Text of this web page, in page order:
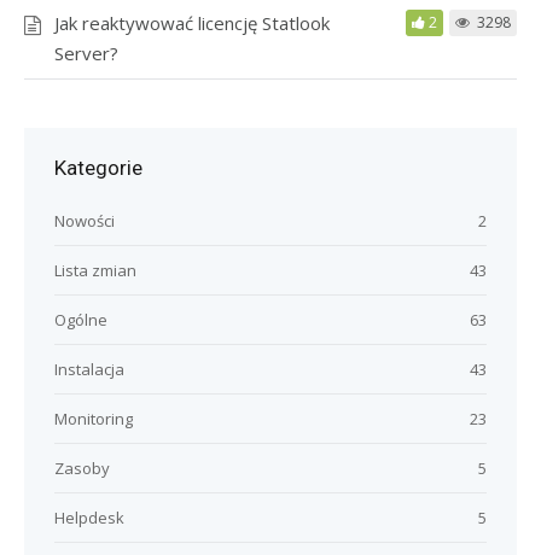
Jak reaktywować licencję Statlook
Server?
2 3298
Kategorie
2
Nowości
43
Lista zmian
63
Ogólne
43
Instalacja
23
Monitoring
5
Zasoby
5
Helpdesk